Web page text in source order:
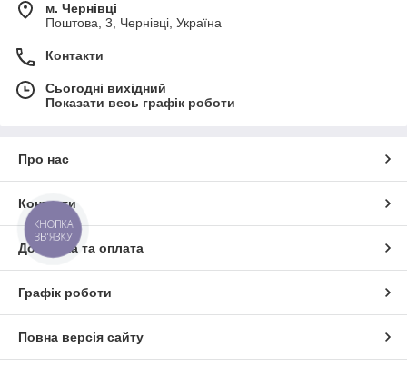
м. Чернівці
Поштова, 3, Чернівці, Україна
Контакти
Сьогодні вихідний
Показати весь графік роботи
Про нас
Контакти
Доставка та оплата
Графік роботи
Повна версія сайту
КНОПКА
ЗВ'ЯЗКУ